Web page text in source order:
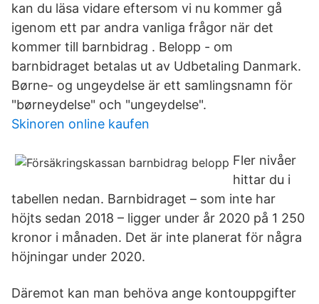
kan du läsa vidare eftersom vi nu kommer gå
igenom ett par andra vanliga frågor när det
kommer till barnbidrag . Belopp - om
barnbidraget betalas ut av Udbetaling Danmark.
Børne- og ungeydelse är ett samlingsnamn för
"børneydelse" och "ungeydelse".
Skinoren online kaufen
Fler nivåer
hittar du i
tabellen nedan. Barnbidraget – som inte har
höjts sedan 2018 – ligger under år 2020 på 1 250
kronor i månaden. Det är inte planerat för några
höjningar under 2020.
Däremot kan man behöva ange kontouppgifter